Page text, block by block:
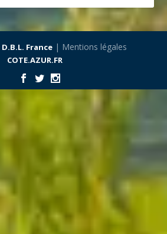
D.B.L. France| Mentions légales
COTE.AZUR.FR